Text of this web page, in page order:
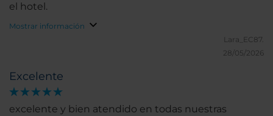
el hotel.
Mostrar información
Lara_EC87.
28/05/2026
Excelente
excelente y bien atendido en todas nuestras